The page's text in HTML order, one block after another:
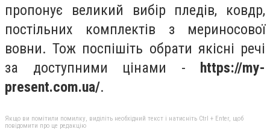
пропонує великий вибір пледів, ковдр,
постільних комплектів з мериносової
вовни. Тож поспішіть обрати якісні речі
за доступними цінами - https://my-
present.com.ua/.
Якщо ви помітили помилку, виділіть необхідний текст і натисніть Ctrl + Enter, щоб
повідомити про це редакцію